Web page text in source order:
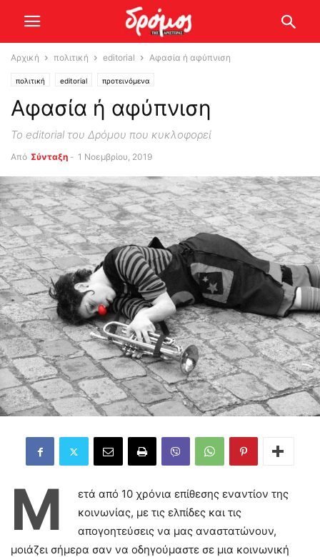
Αρχική πολιτική editorial Αφασία ή αφύπνιση
πολιτική editorial προτεινόμενα
Αφασία ή αφύπνιση
Το editorial του Δρόμου που κυκλοφορεί
Από Σύνταξη - 1 Νοεμβρίου, 2019
Μ
ετά από 10 χρόνια επίθεσης εναντίον της
κοινωνίας, με τις ελπίδες και τις
απογοητεύσεις να μας αναστατώνουν,
μοιάζει σήμερα σαν να οδηγούμαστε σε μια κοινωνική